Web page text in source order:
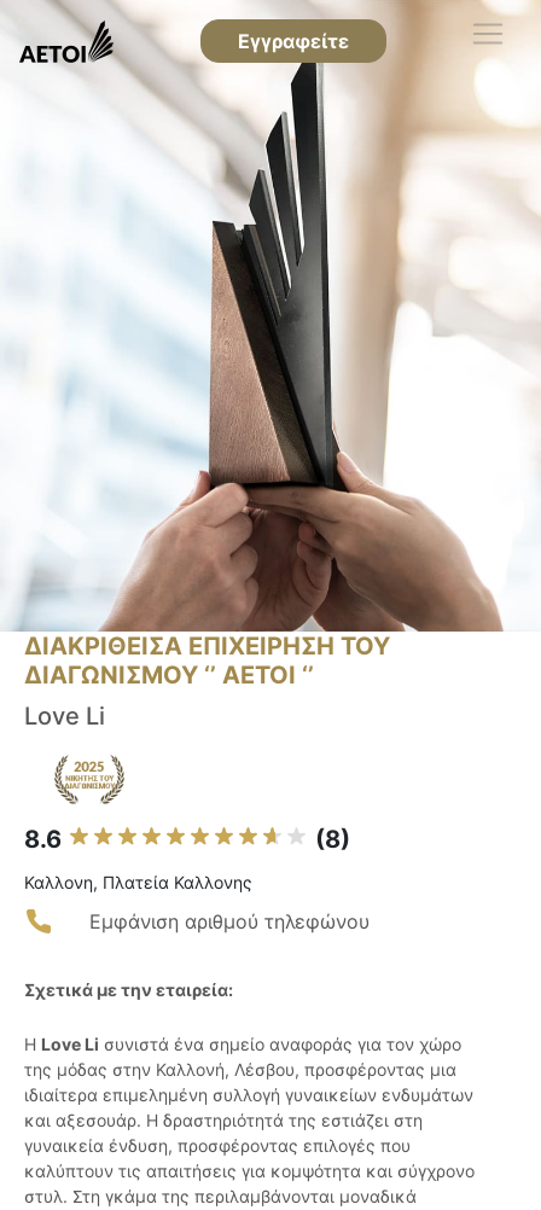
Εγγραφείτε
ΔΙΑΚΡΙΘΕΙΣΑ ΕΠΙΧΕΙΡΗΣΗ ΤΟΥ
ΔΙΑΓΩΝΙΣΜΟΥ ‘’ ΑΕΤΟΙ ‘’
Love Li
8.6 (8)
Καλλονη, Πλατεία Καλλονης
Εμφάνιση αριθμού τηλεφώνου
Σχετικά με την εταιρεία:
Η Love Li συνιστά ένα σημείο αναφοράς για τον χώρο
της μόδας στην Καλλονή, Λέσβου, προσφέροντας μια
ιδιαίτερα επιμελημένη συλλογή γυναικείων ενδυμάτων
και αξεσουάρ. Η δραστηριότητά της εστιάζει στη
γυναικεία ένδυση, προσφέροντας επιλογές που
καλύπτουν τις απαιτήσεις για κομψότητα και σύγχρονο
στυλ. Στη γκάμα της περιλαμβάνονται μοναδικά